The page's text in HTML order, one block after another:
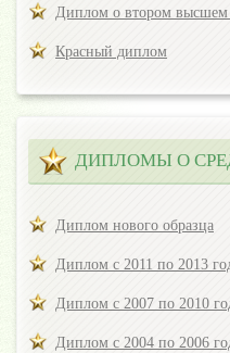
Диплом о втором высшем
Красный диплом
ДИПЛОМЫ О
Диплом нового образца
Диплом с 2011 по 2013
Диплом с 2007 по 2010
Диплом с 2004 по 2006